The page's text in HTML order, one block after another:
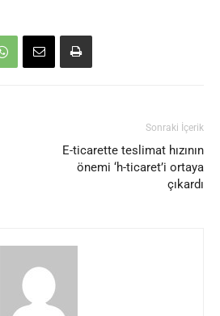
Sonraki İçerik
E-ticarette teslimat hızının
önemi ‘h-ticaret’i ortaya
çıkardı